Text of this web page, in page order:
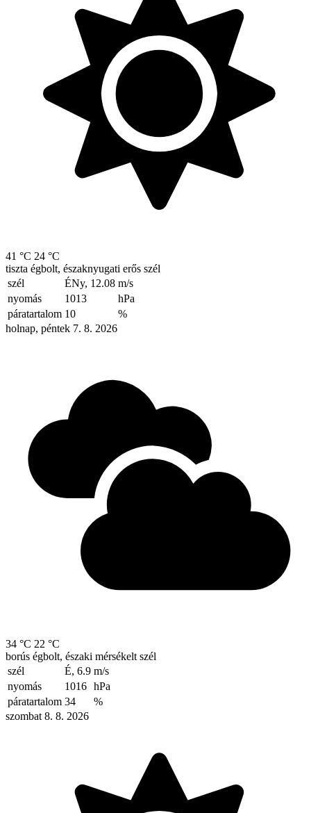
41 °C 24 °C
tiszta égbolt, északnyugati erős szél
szél
ÉNy, 12.08 m/s
nyomás
1013
hPa
páratartalom 10
%
holnap, péntek 7. 8. 2026
34 °C 22 °C
borús égbolt, északi mérsékelt szél
szél
É, 6.9 m/s
nyomás
1016 hPa
páratartalom 34
%
szombat 8. 8. 2026